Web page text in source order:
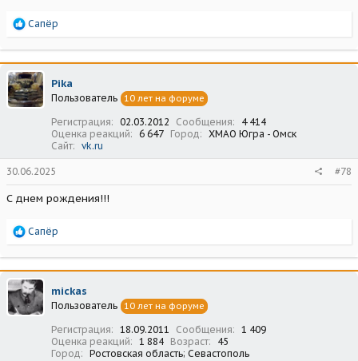
Р
а
к
ц
и
и
Сапёр
Pika
Пользователь 10 лет на форуме
Регистрация 02.03.2012 Сообщения
4 414
Оценка реакций
6 647 Город
ХМАО Югра - Омск
Сайт
vk.ru
30.06.2025 #78
С днем рождения!!!
Р
а
к
ц
и
и
Сапёр
mickas
Пользователь 10 лет на форуме
Регистрация 18.09.2011 Сообщения
1 409
Оценка реакций
1 884 Возраст
45
Город
Ростовская область; Севастополь